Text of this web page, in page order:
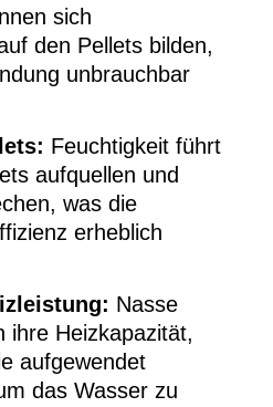
sich
den Pellets bilden,
unbrauchbar
Feuchtigkeit führt
aufquellen und
was die
erheblich
Nasse
ihre Heizkapazität,
aufgewendet
das Wasser zu